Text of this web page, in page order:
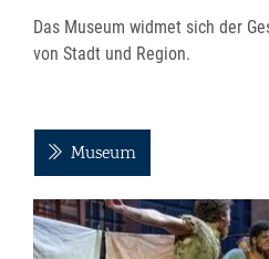
Das Museum widmet sich der
von Stadt und Region.
Museum